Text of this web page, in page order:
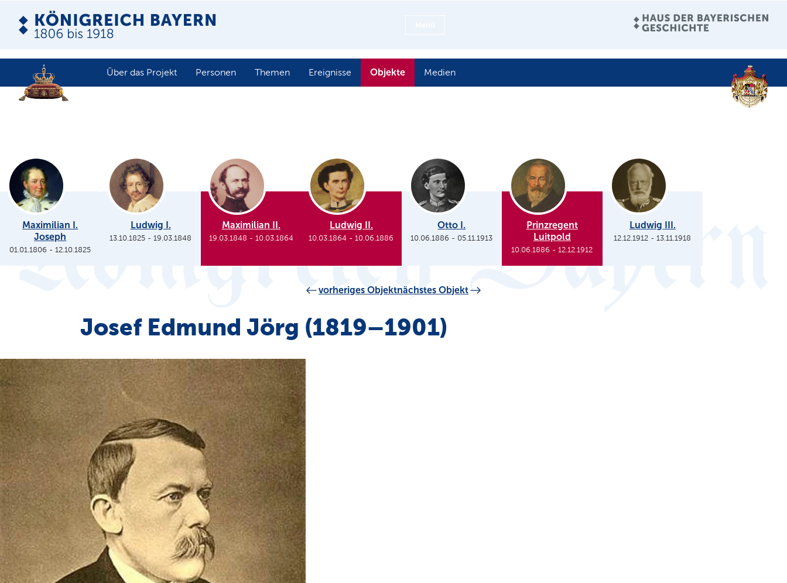
Über das Projekt Personen Themen Ereignisse Objekte Medien
Maximilian I.
Joseph
01.01.1806 -12.10.1825
Ludwig I.
13.10.1825 -19.03.1848
Maximilian II.
19.03.1848 - 10.03.1864
Ludwig II.
10.03.1864 -10.06.1886
Otto I.
10.06.1886 - 05.11.1913
Prinzregent
Luitpold
10.06.1886 -12.12.1912
Ludwig III.
12.12.1912 -13.11.1918
vorheriges Objektnächstes Objekt
Josef Edmund Jörg (1819–1901)